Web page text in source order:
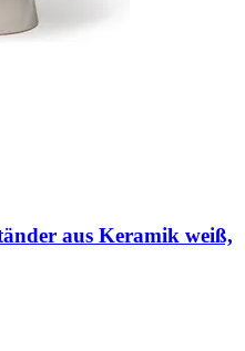
aus Keramik weiß,